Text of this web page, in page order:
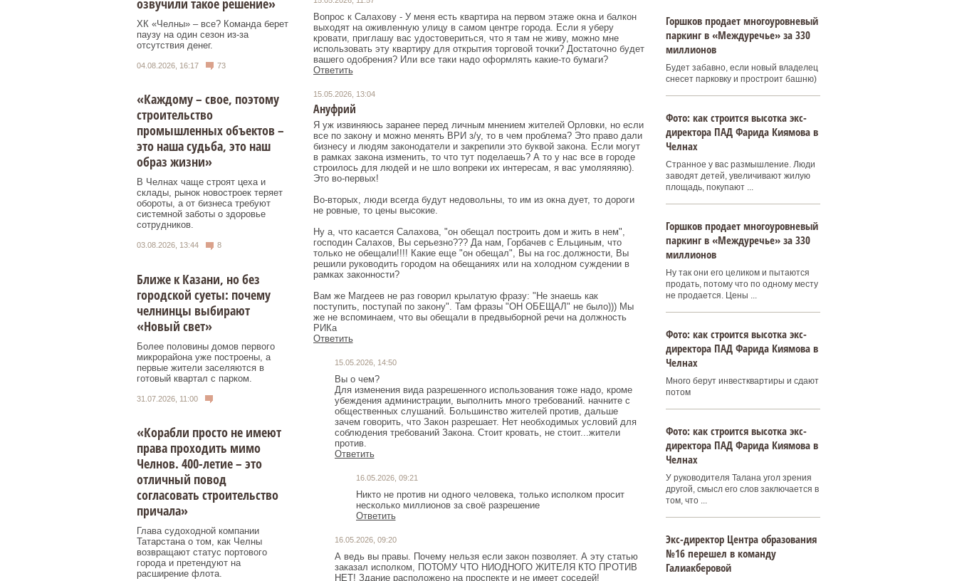
ХК «Челны» – все? Команда берет
паузу на один сезон из-за
отсутствия денег.
04.08.2026, 16:17 73
«Каждому – свое, поэтому
строительство
промышленных объектов –
это наша судьба, это наш
образ жизни»
В Челнах чаще строят цеха и
склады, рынок новостроек теряет
обороты, а от бизнеса требуют
системной заботы о здоровье
сотрудников.
03.08.2026, 13:44 8
Ближе к Казани, но без
городской суеты: почему
челнинцы выбирают
«Новый свет»
Более половины домов первого
микрорайона уже построены, а
первые жители заселяются в
готовый квартал с парком.
31.07.2026, 11:00
«Корабли просто не имеют
права проходить мимо
Челнов. 400-летие – это
отличный повод
согласовать строительство
причала»
Глава судоходной компании
Татарстана о том, как Челны
возвращают статус портового
города и претендуют на
расширение флота.
Вопрос к Салахову - У меня есть квартира на первом этаже окна и балкон
выходят на оживленную улицу в самом центре города. Если я уберу
кровати, приглашу вас удостовериться, что я там не живу, можно мне
использовать эту квартиру для открытия торговой точки? Достаточно будет
вашего одобрения? Или все таки надо оформлять какие-то бумаги?
Ответить
15.05.2026, 13:04
Ануфрий
Я уж извиняюсь заранее перед личным мнением жителей Орловки, но если
все по закону и можно менять ВРИ з/у, то в чем проблема? Это право дали
бизнесу и людям законодатели и закрепили это буквой закона. Если могут
в рамках закона изменить, то что тут поделаешь? А то у нас все в городе
строилось для людей и не шло вопреки их интересам, я вас умоляяяяю).
Это во-первых!
Во-вторых, люди всегда будут недовольны, то им из окна дует, то дороги
не ровные, то цены высокие.
Ну а, что касается Салахова, "он обещал построить дом и жить в нем",
господин Салахов, Вы серьезно??? Да нам, Горбачев с Ельциным, что
только не обещали!!!! Какие еще "он обещал", Вы на гос.должности, Вы
решили руководить городом на обещаниях или на холодном суждении в
рамках законности?
Вам же Магдеев не раз говорил крылатую фразу: "Не знаешь как
поступить, поступай по закону". Там фразы "ОН ОБЕЩАЛ" не было))) Мы
же не вспоминаем, что вы обещали в предвыборной речи на должность
РИКа
Ответить
15.05.2026, 14:50
Вы о чем?
Для изменения вида разрешенного использования тоже надо, кроме
убеждения администрации, выполнить много требований. начните с
общественных слушаний. Большинство жителей против, дальше
зачем говорить, что Закон разрешает. Нет необходимых условий для
соблюдения требований Закона. Стоит кровать, не стоит...жители
против.
Ответить
16.05.2026, 09:21
Никто не против ни одного человека, только исполком просит
несколько миллионов за своё разрешение
Ответить
16.05.2026, 09:20
А ведь вы правы. Почему нельзя если закон позволяет. А эту статью
заказал исполком, ПОТОМУ ЧТО НИОДНОГО ЖИТЕЛЯ КТО ПРОТИВ
НЕТ! Здание расположено на проспекте и не имеет соседей!
Горшков продает многоуровневый
паркинг в «Междуречье» за 330
миллионов
Будет забавно, если новый владелец
снесет парковку и простроит башню)
Фото: как строится высотка экс-
директора ПАД Фарида Киямова в
Челнах
Странное у вас размышление. Люди
заводят детей, увеличивают жилую
площадь, покупают ...
Горшков продает многоуровневый
паркинг в «Междуречье» за 330
миллионов
Ну так они его целиком и пытаются
продать, потому что по одному месту
не продается. Цены ...
Фото: как строится высотка экс-
директора ПАД Фарида Киямова в
Челнах
Много берут инвестквартиры и сдают
потом
Фото: как строится высотка экс-
директора ПАД Фарида Киямова в
Челнах
У руководителя Талана угол зрения
другой, смысл его слов заключается в
том, что ...
Экс-директор Центра образования
№16 перешел в команду
Галиакберовой